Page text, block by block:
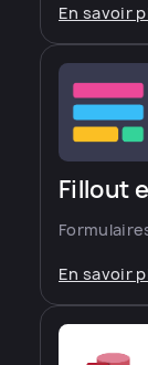
En savoir
Fillout
En savoir